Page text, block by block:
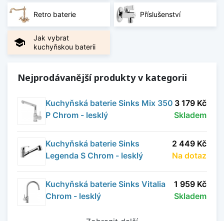
Různé typy a provedení
V nabídce najdete dřezové baterie v různých
tvarech, výškách a provedeních. Vybrat si
můžete řešení vhodné do moderních i klasických
Snadná údržba a dlouhá životnost
snadno udržovala a dlouhodobě si zachovala
svůj vzhled i funkčnost při běžném používání.
Vyberte si dřezovou baterii, která bude
spolehlivým pomocníkem při každodenní práci v
kuchyni a zároveň vhodně doplní váš kuchyňský
Zobrazit méně
Retro baterie Příslušenství
school
Jak vybrat
kuchyňskou baterii
Nejprodávanější produkty v kategorii
Kuchyňská baterie Sinks Mix 350
P Chrom - lesklý
3 179 Kč
Skladem
Kuchyňská baterie Sinks
Legenda S Chrom - lesklý
2 449 Kč
Na dotaz
Kuchyňská baterie Sinks Vitalia
Chrom - lesklý
1 959 Kč
Skladem